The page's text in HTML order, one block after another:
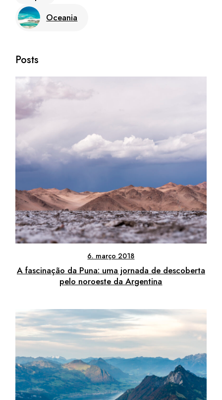
Oceania
Posts
6. março 2018
A fascinação da Puna: uma jornada de descoberta
pelo noroeste da Argentina